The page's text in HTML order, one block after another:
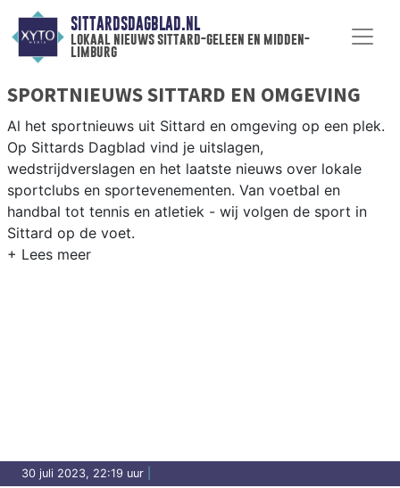
SITTARDSDAGBLAD.NL
lokaal nieuws sittard-geleen en midden-
limburg
SPORTNIEUWS SITTARD EN OMGEVING
Al het sportnieuws uit Sittard en omgeving op een plek.
Op Sittards Dagblad vind je uitslagen,
wedstrijdverslagen en het laatste nieuws over lokale
sportclubs en sportevenementen. Van voetbal en
handbal tot tennis en atletiek - wij volgen de sport in
Sittard op de voet.
30 juli 2023, 22:19 uur